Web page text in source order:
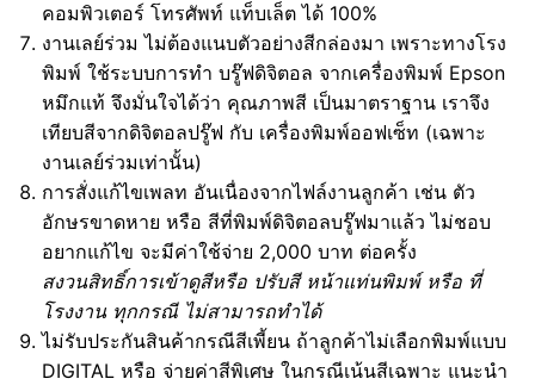
คอมพิวเตอร์ โทรศัพท์ แท็บเล็ต ได้ 100%
งานเลย์ร่วม ไม่ต้องแนบตัวอย่างสีกล่องมา เพราะทางโรง
พิมพ์ ใช้ระบบการทำ บรู๊ฟดิจิตอล จากเครื่องพิมพ์ Epson
หมึกแท้ จึงมั่นใจได้ว่า คุณภาพสี เป็นมาตราฐาน เราจึง
เทียบสีจากดิจิตอลปรู๊ฟ กับ เครื่องพิมพ์ออฟเซ็ท (เฉพาะ
งานเลย์ร่วมเท่านั้น)
การสั่งแก้ไขเพลท อันเนื่องจากไฟล์งานลูกค้า เช่น ตัว
อักษรขาดหาย หรือ สีที่พิมพ์ดิจิตอลบรู๊ฟมาแล้ว ไม่ชอบ
อยากแก้ไข จะมีค่าใช้จ่าย 2,000 บาท ต่อครั้ง
สงวนสิทธิ์การเข้าดูสีหรือ ปรับสี หน้าแท่นพิมพ์ หรือ ที่
โรงงาน ทุกกรณี ไม่สามารถทำได้
ไม่รับประกันสินค้ากรณีสีเพี้ยน ถ้าลูกค้าไม่เลือกพิมพ์แบบ
DIGITAL หรือ จ่ายค่าสีพิเศษ ในกรณีเน้นสีเฉพาะ แนะนำ